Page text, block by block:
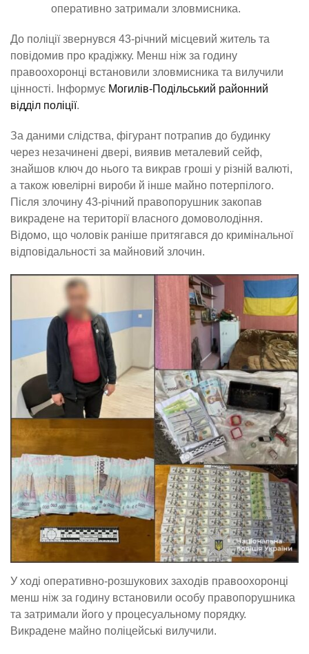
оперативно затримали зловмисника.
До поліції звернувся 43-річний місцевий житель та
повідомив про крадіжку. Менш ніж за годину
правоохоронці встановили зловмисника та вилучили
цінності. Інформує Могилів-Подільський районний
відділ поліції.
За даними слідства, фігурант потрапив до будинку
через незачинені двері, виявив металевий сейф,
знайшов ключ до нього та викрав гроші у різній валюті,
а також ювелірні вироби й інше майно потерпілого.
Після злочину 43-річний правопорушник закопав
викрадене на території власного домоволодіння.
Відомо, що чоловік раніше притягався до кримінальної
відповідальності за майновий злочин.
У ході оперативно-розшукових заходів правоохоронці
менш ніж за годину встановили особу правопорушника
та затримали його у процесуальному порядку.
Викрадене майно поліцейські вилучили.